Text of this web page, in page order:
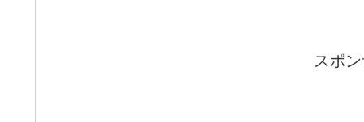
スポ